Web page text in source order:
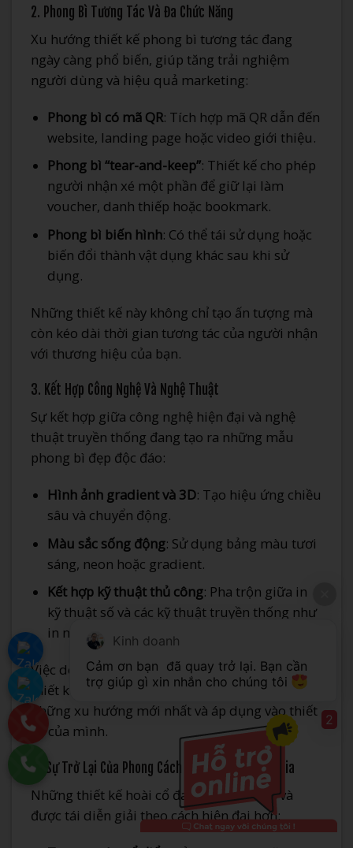
2. Phong Bì Tương Tác Và Đa Chức Năng
Xu hướng thiết kế phong bì tương tác đang
ngày càng phổ biến, giúp tăng trải nghiệm
người dùng và hiệu quả marketing:
Phong bì có mã QR: Tích hợp mã QR dẫn đến
website, landing page hoặc video giới thiệu.
Phong bì “tear-and-keep”: Thiết kế cho phép
người nhận xé một phần để giữ lại làm
voucher, danh thiếp hoặc bookmark.
Phong bì biến hình: Có thể tái sử dụng hoặc
biến đổi thành vật dụng khác sau khi sử
dụng.
Những thiết kế này không chỉ tạo ấn tượng mà
còn kéo dài thời gian tương tác của người nhận
với thương hiệu của bạn.
3. Kết Hợp Công Nghệ Và Nghệ Thuật
Sự kết hợp giữa công nghệ hiện đại và nghệ
thuật truyền thống đang tạo ra những mẫu
phong bì đẹp độc đáo:
Hình ảnh gradient và 3D: Tạo hiệu ứng chiều
sâu và chuyển động.
Màu sắc sống động: Sử dụng bảng màu tươi
sáng, neon hoặc gradient.
Kết hợp kỹ thuật thủ công: Pha trộn giữa in
kỹ thuật số và các kỹ thuật truyền thống như
in nổi, dập nổi.
Việc download mẫu phong bì thư từ các nguồn
thiết kế chuyên nghiệp có thể giúp bạn cập nhật
những xu hướng mới nhất và áp dụng vào thiết
kế của mình.
4. Sự Trở Lại Của Phong Cách Vintage Và Nostalgia
Những thiết kế hoài cổ đang quay trở lại và
được tái diễn giải theo cách hiện đại hơn:
Kinh doanh
Cảm ơn bạn đã quay trở lại. Bạn cần
trợ giúp gì xin nhắn cho chúng tôi
2